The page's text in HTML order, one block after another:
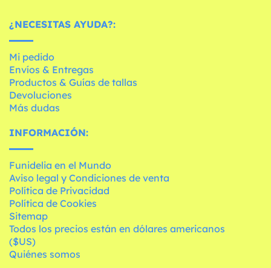
¿NECESITAS AYUDA?:
Mi pedido
Envíos & Entregas
Productos & Guías de tallas
Devoluciones
Más dudas
INFORMACIÓN:
Funidelia en el Mundo
Aviso legal y Condiciones de venta
Política de Privacidad
Política de Cookies
Sitemap
Todos los precios están en dólares americanos
($US)
Quiénes somos